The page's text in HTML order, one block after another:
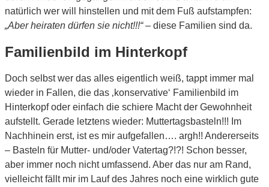
natürlich wer will hinstellen und mit dem Fuß aufstampfen:
„Aber heiraten dürfen sie nicht!!!“– diese Familien sind da.
Familienbild im Hinterkopf
Doch selbst wer das alles eigentlich weiß, tappt immer mal
wieder in Fallen, die das ‚konservative‘ Familienbild im
Hinterkopf oder einfach die schiere Macht der Gewohnheit
aufstellt. Gerade letztens wieder: Muttertagsbasteln!!! Im
Nachhinein erst, ist es mir aufgefallen…. argh!! Andererseits
– Basteln für Mutter- und/oder Vatertag?!?! Schon besser,
aber immer noch nicht umfassend. Aber das nur am Rand,
vielleicht fällt mir im Lauf des Jahres noch eine wirklich gute